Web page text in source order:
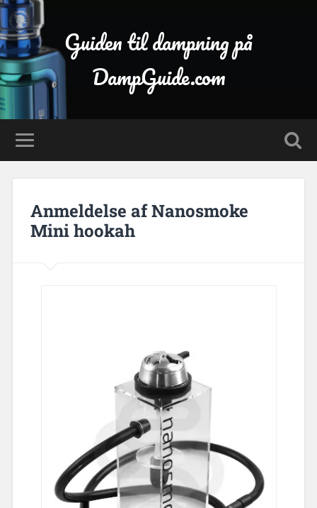
Guiden til dampning på
DampGuide.com
Anmeldelse af Nanosmoke
Mini hookah